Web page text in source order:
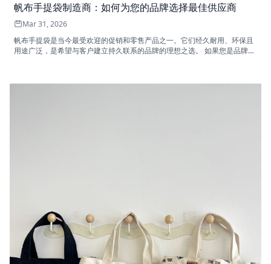
帆布手提袋制造商：如何为您的品牌选择最佳供应商
Mar 31, 2026
帆布手提袋是当今最受欢迎的促销和零售产品之一。它们经久耐用、环保且
用途广泛，是希望与客户建立持久联系的品牌的理想之选。 如果您是品牌所